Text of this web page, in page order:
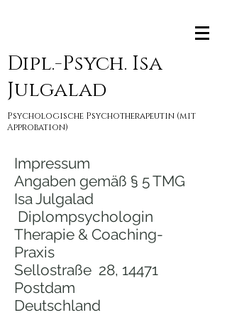
Dipl.-Psych. Isa
Julgalad
Psychologische Psychotherapeutin (mit
Approbation)
Impressum
Angaben gemäß § 5 TMG
Isa Julgalad
Diplompsychologin
Therapie & Coaching-
Praxis
Sellostraße 28, 14471
Postdam
Deutschland